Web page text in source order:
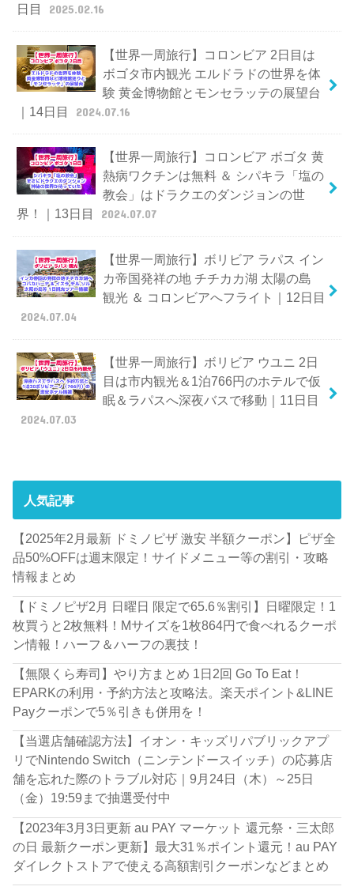
日目
2025.02.16
【世界一周旅行】コロンビア 2日目は
ボゴタ市内観光 エルドラドの世界を体
験 黄金博物館とモンセラッテの展望台
｜14日目
2024.07.16
【世界一周旅行】コロンビア ボゴタ 黄
熱病ワクチンは無料 ＆ シパキラ「塩の
教会」はドラクエのダンジョンの世
界！｜13日目
2024.07.07
【世界一周旅行】ボリビア ラパス イン
カ帝国発祥の地 チチカカ湖 太陽の島
観光 ＆ コロンビアへフライト｜12日目
2024.07.04
【世界一周旅行】ボリビア ウユニ 2日
目は市内観光＆1泊766円のホテルで仮
眠＆ラパスへ深夜バスで移動｜11日目
2024.07.03
人気記事
【2025年2月最新 ドミノピザ 激安 半額クーポン】ピザ全
品50%OFFは週末限定！サイドメニュー等の割引・攻略
情報まとめ
【ドミノピザ2月 日曜日 限定で65.6％割引】日曜限定！1
枚買うと2枚無料！Mサイズを1枚864円で食べれるクーポ
ン情報！ハーフ＆ハーフの裏技！
【無限くら寿司】やり方まとめ 1日2回 Go To Eat！
EPARKの利用・予約方法と攻略法。楽天ポイント&LINE
Payクーポンで5％引きも併用を！
【当選店舗確認方法】イオン・キッズリパブリックアプ
リでNintendo Switch（ニンテンドースイッチ）の応募店
舗を忘れた際のトラブル対応｜9月24日（木）～25日
（金）19:59まで抽選受付中
【2023年3月3日更新 au PAY マーケット 還元祭・三太郎
の日 最新クーポン更新】最大31％ポイント還元！au PAY
ダイレクトストアで使える高額割引クーポンなどまとめ